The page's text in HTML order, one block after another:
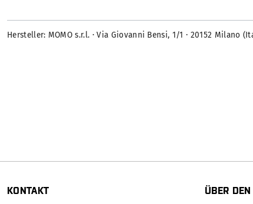
Hersteller: MOMO s.r.l. · Via Giovanni Bensi, 1/1 · 20152
KONTAKT ÜBER